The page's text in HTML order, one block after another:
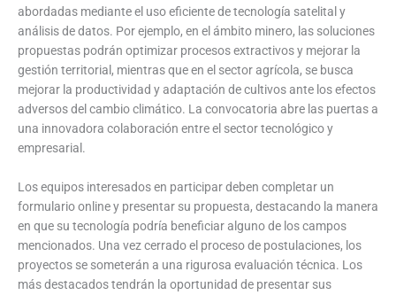
abordadas mediante el uso eficiente de tecnología satelital y
análisis de datos. Por ejemplo, en el ámbito minero, las soluciones
propuestas podrán optimizar procesos extractivos y mejorar la
gestión territorial, mientras que en el sector agrícola, se busca
mejorar la productividad y adaptación de cultivos ante los efectos
adversos del cambio climático. La convocatoria abre las puertas a
una innovadora colaboración entre el sector tecnológico y
empresarial.
Los equipos interesados en participar deben completar un
formulario online y presentar su propuesta, destacando la manera
en que su tecnología podría beneficiar alguno de los campos
mencionados. Una vez cerrado el proceso de postulaciones, los
proyectos se someterán a una rigurosa evaluación técnica. Los
más destacados tendrán la oportunidad de presentar sus